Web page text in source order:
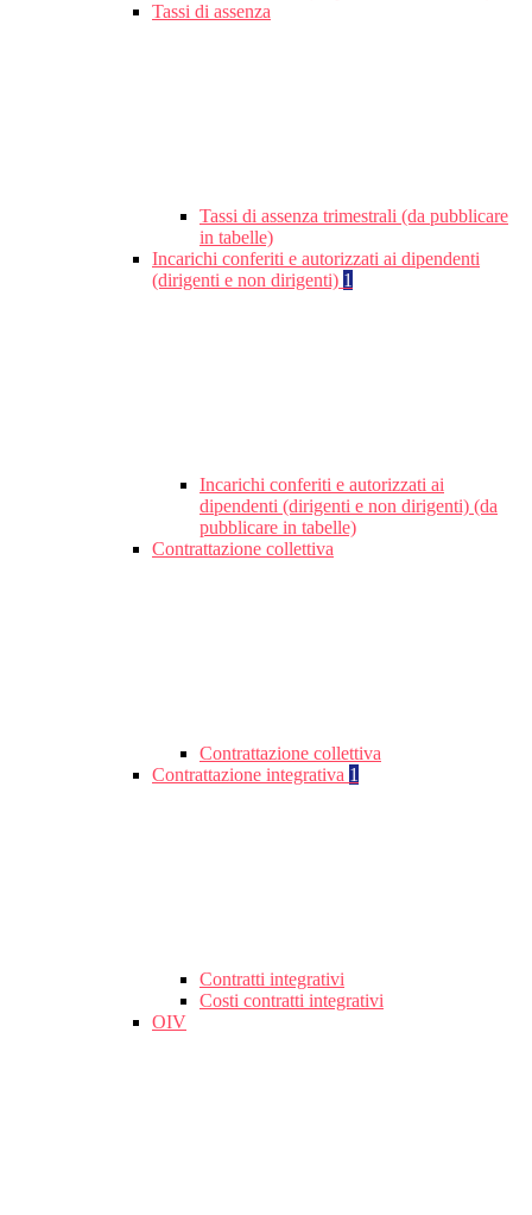
Tassi di assenza
Tassi di assenza trimestrali (da pubblicare
in tabelle)
Incarichi conferiti e autorizzati ai dipendenti
(dirigenti e non dirigenti) 1
Incarichi conferiti e autorizzati ai
dipendenti (dirigenti e non dirigenti) (da
pubblicare in tabelle)
Contrattazione collettiva
Contrattazione collettiva
Contrattazione integrativa 1
Contratti integrativi
Costi contratti integrativi
OIV